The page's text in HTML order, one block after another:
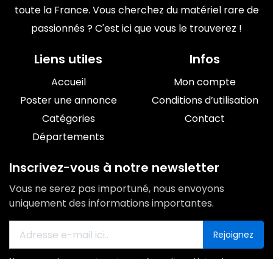
toute la France. Vous cherchez du matériel rare de
passionnés ? C'est ici que vous le trouverez !
Liens utiles
Accueil
Poster une annonce
Catégories
Départements
Infos
Mon compte
Conditions d’utilisation
Contact
Inscrivez-vous à notre newsletter
Vous ne serez pas importuné, nous envoyons
uniquement des informations importantes.
Rejoignez